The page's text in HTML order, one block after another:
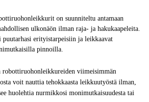
on suunniteltu antamaan
ulkonäön ilman raja- ja hakukaapeleita.
puutarhasi erityistarpeisiin ja leikkaavat
pinnoilla.
robottiruohonleikkureiden viimeisimmän
voit nauttia tehokkaasta leikkuutyöstä ilman,
huolehtia nurmikkosi monimutkaisuudesta tai